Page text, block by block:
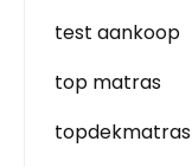
test aankoop
top matras
topdekmatras